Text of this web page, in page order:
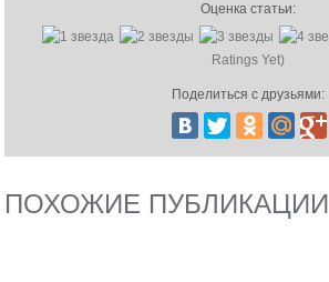
Оценка статьи:
Ratings Yet)
Поделиться с друзьями:
ПОХОЖИЕ ПУБЛИКАЦИИ